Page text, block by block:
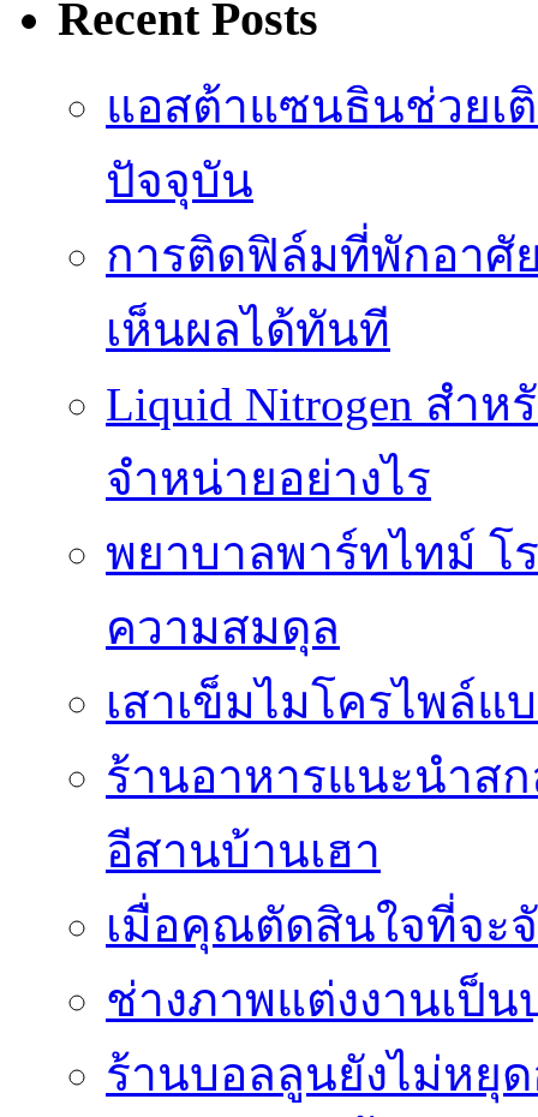
Recent Posts
แอสต้าแซนธินช่วยเ
ปัจจุบัน
การติดฟิล์มที่พักอาศั
เห็นผลได้ทันที
Liquid Nitrogen สำ
จำหน่ายอย่างไร
พยาบาลพาร์ทไทม์ โ
ความสมดุล
เสาเข็มไมโครไพล์
ร้านอาหารแนะนำส
อีสานบ้านเฮา
เมื่อคุณตัดสินใจที่จะ
ช่างภาพแต่งงานเป็
ร้านบอลลูนยังไม่หยุ